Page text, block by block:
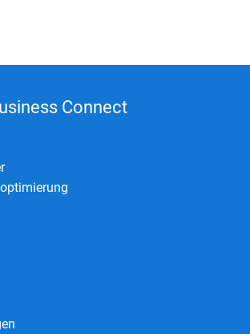
Connect